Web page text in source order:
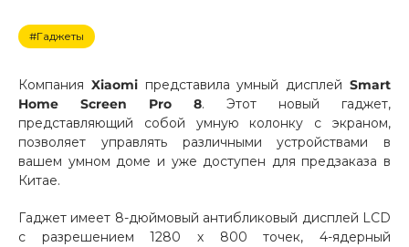
25%
Добавляйте товары
в корзину
25% картой любого банка
#Гаджеты
Компания Xiaomiпредставила умный дисплейSmart
Home Screen Pro 8. Этот новый гаджет,
представляющий собой умную колонку с экраном,
позволяет управлять различными устройствами в
вашем умном доме и уже доступен для предзаказа в
Китае.
Гаджет имеет 8-дюймовый антибликовый дисплей LCD
с разрешением 1280 х 800 точек, 4-ядерный